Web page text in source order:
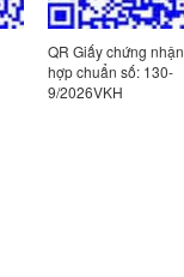
QR Giấy chứng nhận
hợp chuẩn số: 130-
9/2026VKH